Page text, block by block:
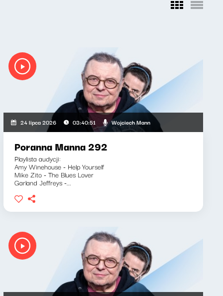
24 lipca 2026 03:40:51 Wojciech Mann
Poranna Manna 292
Playlista audycji:
Amy Winehouse - Help Yourself
Mike Zito - The Blues Lover
Garland Jeffreys -...